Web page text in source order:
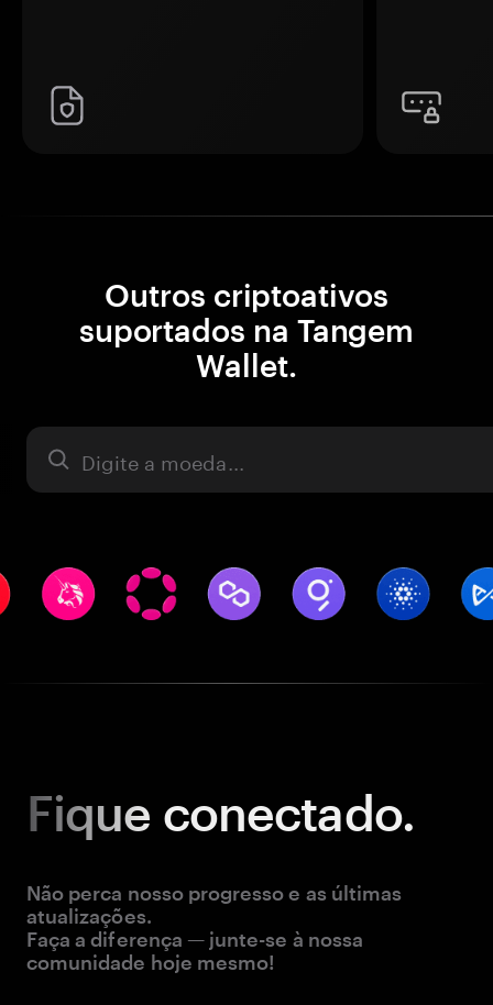
Outros criptoativos
suportados na Tangem
Wallet.
Ativo
Fique conectado.
Não perca nosso progresso e as últimas
atualizações.
Faça a diferença — junte-se à nossa
comunidade hoje mesmo!